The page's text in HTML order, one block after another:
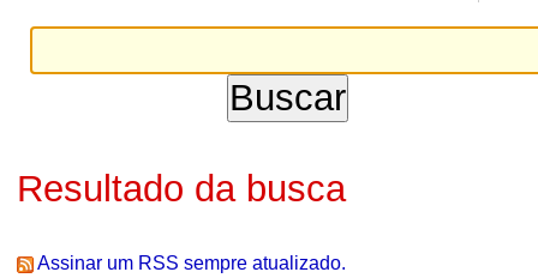
Resultado da busca
Assinar um RSS sempre atualizado.